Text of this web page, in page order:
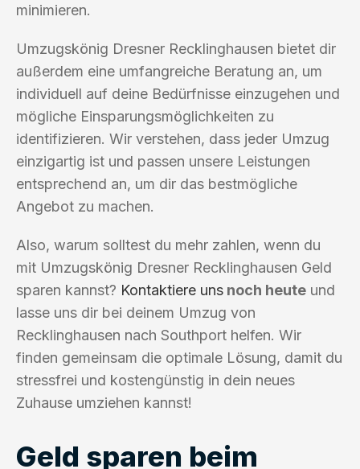
minimieren.
Umzugskönig Dresner Recklinghausen bietet dir
außerdem eine umfangreiche Beratung an, um
individuell auf deine Bedürfnisse einzugehen und
mögliche Einsparungsmöglichkeiten zu
identifizieren. Wir verstehen, dass jeder Umzug
einzigartig ist und passen unsere Leistungen
entsprechend an, um dir das bestmögliche
Angebot zu machen.
Also, warum solltest du mehr zahlen, wenn du
mit Umzugskönig Dresner Recklinghausen Geld
sparen kannst? Kontaktiere uns noch heute und
lasse uns dir bei deinem Umzug von
Recklinghausen nach Southport helfen. Wir
finden gemeinsam die optimale Lösung, damit du
stressfrei und kostengünstig in dein neues
Zuhause umziehen kannst!
Geld sparen beim